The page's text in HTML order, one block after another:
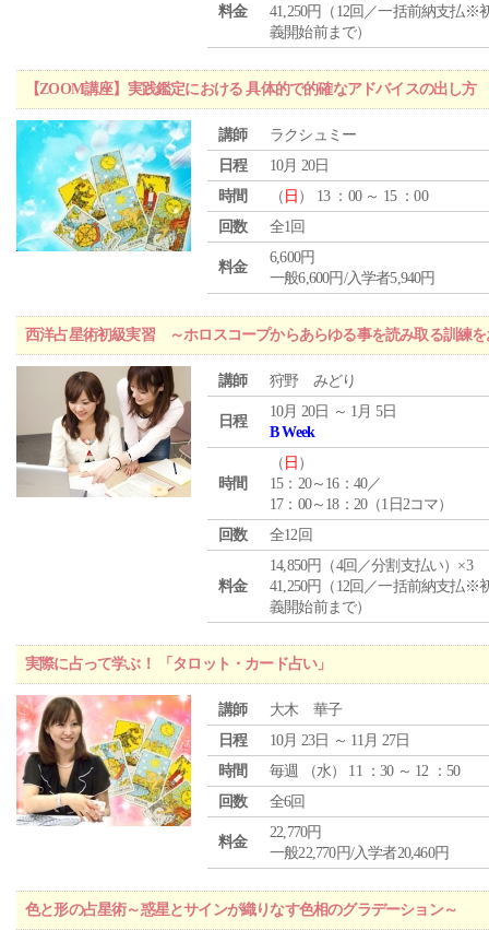
料金
41,250円（12回／一括前納支払※
義開始前まで）
【ZOOM講座】実践鑑定における 具体的で的確なアドバイスの出し方
講師
ラクシュミー
日程
10月 20日
時間
（ 日 ） 13 ：00 ～ 15 ：00
回数
全1回
料金
6,600円
一般6,600円/入学者5,940円
西洋占星術初級実習 ～ホロスコープからあらゆる事を読み取る訓練を
講師 狩野 みどり
日程
10月 20日 ～ 1月 5日
B Week
時間
（ 日 ）
15：20～16：40／
17：00～18：20（1日2コマ）
回数
全12回
料金
14,850円（4回／分割支払い）×3
41,250円（12回／一括前納支払※
義開始前まで）
実際に占って学ぶ！ 「タロット・カード占い」
講師
大木 華子
日程
10月 23日 ～ 11月 27日
時間
毎週 （水） 11 ：30 ～ 12 ：50
回数
全6回
料金
22,770円
一般22,770円/入学者20,460円
色と形の占星術～惑星とサインが織りなす色相のグラデーション～